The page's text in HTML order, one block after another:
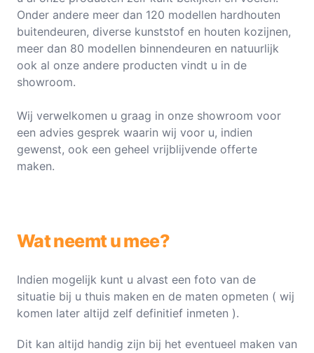
Onder andere meer dan 120 modellen hardhouten
buitendeuren, diverse kunststof en houten kozijnen,
meer dan 80 modellen binnendeuren en natuurlijk
ook al onze andere producten vindt u in de
showroom.
Wij verwelkomen u graag in onze showroom voor
een advies gesprek waarin wij voor u, indien
gewenst, ook een geheel vrijblijvende offerte
maken.
Wat neemt u mee?
Indien mogelijk kunt u alvast een foto van de
situatie bij u thuis maken en de maten opmeten ( wij
komen later altijd zelf definitief inmeten ).
Dit kan altijd handig zijn bij het eventueel maken van